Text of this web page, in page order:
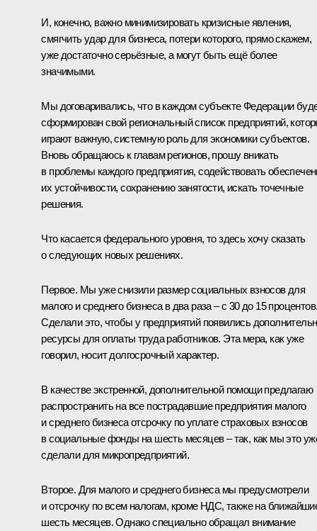
И, конечно, важно минимизировать кризисные явления,
смягчить удар для бизнеса, потери которого, прямо скажем,
уже достаточно серьёзные, а могут быть ещё более
значимыми.
Мы договаривались, что в каждом субъекте Федерации
сформирован свой региональный список предприятий,
играют важную, системную роль для экономики субъектов.
Вновь обращаюсь к главам регионов, прошу вникать
в проблемы каждого предприятия, содействовать
их устойчивости, сохранению занятости, искать точечные
решения.
Что касается федерального уровня, то здесь хочу сказать
о следующих новых решениях.
Первое. Мы уже снизили размер социальных взносов для
малого и среднего бизнеса в два раза – с 30 до 15
Сделали это, чтобы у предприятий появились
ресурсы для оплаты труда работников. Эта мера, как уже
говорил, носит долгосрочный характер.
В качестве экстренной, дополнительной помощи предлагаю
распространить на все пострадавшие предприятия малого
и среднего бизнеса отсрочку по уплате страховых взносов
в социальные фонды на шесть месяцев – так, как мы это
сделали для микропредприятий.
Второе. Для малого и среднего бизнеса мы предусмотрели
и отсрочку по всем налогам, кроме НДС, также на
шесть месяцев. Однако специально обращал внимание